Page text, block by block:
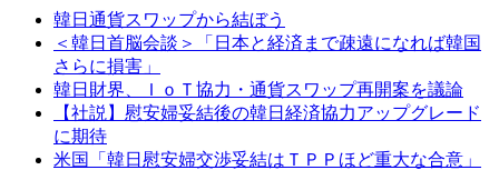
韓日通貨スワップから結ぼう
＜韓日首脳会談＞「日本と経済まで疎遠になれば韓国
さらに損害」
韓日財界、ＩｏＴ協力・通貨スワップ再開案を議論
【社説】慰安婦妥結後の韓日経済協力アップグレード
に期待
米国「韓日慰安婦交渉妥結はＴＰＰほど重大な合意」